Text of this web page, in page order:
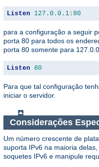
Listen 127.0 . 0.1 : 80
para a configuração a seguir
porta 80 para todos os
porta 80 somente para
Listen 80
Para que tal configuração
iniciar o servidor.
Considerações
Um número crescente de
suporta IPv6 na maioria
soquetes IPv6 e manipule